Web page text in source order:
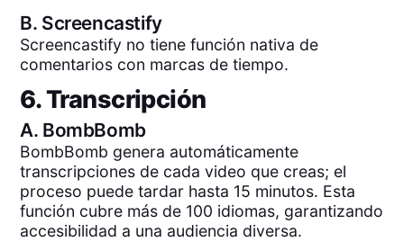
B. Screencastify
Screencastify no tiene función nativa de
comentarios con marcas de tiempo.
6. Transcripción
A. BombBomb
BombBomb genera automáticamente
transcripciones de cada video que creas; el
proceso puede tardar hasta 15 minutos. Esta
función cubre más de 100 idiomas, garantizando
accesibilidad a una audiencia diversa.